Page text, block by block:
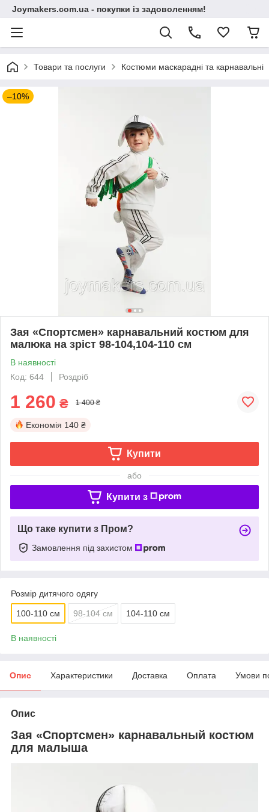
Joymakers.com.ua - покупки із задоволенням!
Товари та послуги Костюми маскарадні та карнавальні
–10%
Зая «Спортсмен» карнавальний костюм для
малюка на зріст 98-104,104-110 см
В наявності
Код: 644
Роздріб
1 260 ₴ 1 400 ₴
Економія 140 ₴
Купити
або
Купити з
Що таке купити з Пром?
Замовлення під захистом
Розмір дитячого одягу
100-110 см 98-104 см 104-110 см
В наявності
Опис Характеристики Доставка Оплата Умови
Опис
Зая «Спортсмен» карнавальный костюм
для малыша